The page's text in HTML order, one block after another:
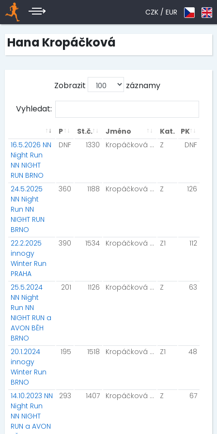
CZK / EUR
Hana Kropáčková
Zobrazit záznamy
Vyhledat:
P St.č. Jméno Kat.
PK
16.5.2026 NN
Night Run
NN NIGHT
RUN BRNO
DNF 1330 Kropáčková Hana Z DNF
24.5.2025
NN Night
Run NN
NIGHT RUN
BRNO
360 1188 Kropáčková Hana Z 126
22.2.2025
innogy
Winter Run
PRAHA
390 1534 Kropáčková Hana Z1 112
25.5.2024
NN Night
Run NN
NIGHT RUN a
AVON BĚH
BRNO
201 1126 Kropáčková Hana Z 63
20.1.2024
innogy
Winter Run
BRNO
195 1518 Kropáčková Hana Z1 48
14.10.2023 NN
Night Run
NN NIGHT
RUN a AVON
293 1407 Kropáčková Hana Z 67